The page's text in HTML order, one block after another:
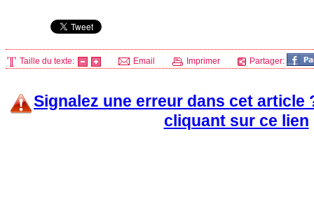
Taille du texte: Email Imprimer Partager:
Signalez une erreur dans cet article
cliquant sur ce lien